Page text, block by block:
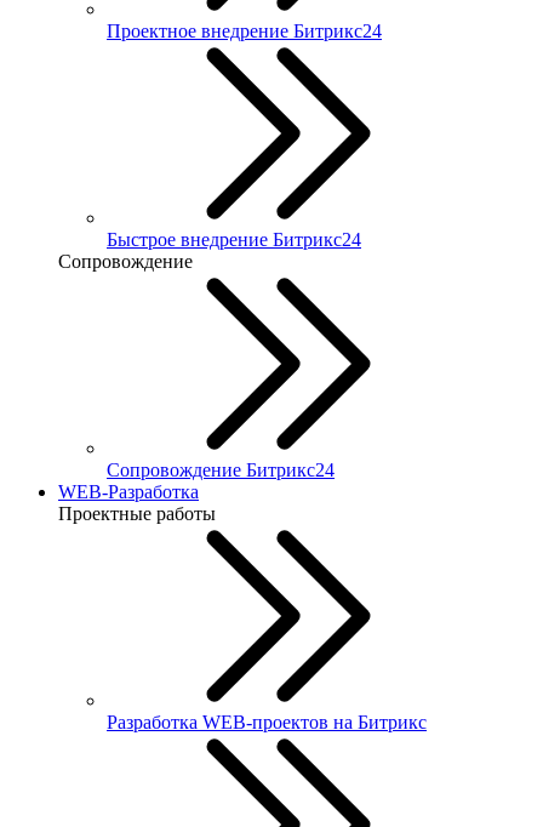
Проектное внедрение Битрикс24
Быстрое внедрение Битрикс24
Сопровождение
Сопровождение Битрикс24
WEB-Разработка
Проектные работы
Разработка WEB-проектов на Битрикс